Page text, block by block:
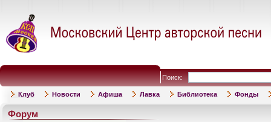
Поиск:
Клуб Новости Афиша Лавка Библиотека Фонды
Форум